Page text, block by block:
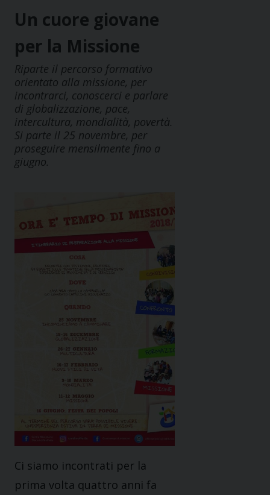
Un cuore giovane
per la Missione
Riparte il percorso formativo
orientato alla missione, per
incontrarci, conoscerci e parlare
di globalizzazione, pace,
intercultura, mondialità, povertà.
Si parte il 25 novembre, per
proseguire mensilmente fino a
giugno.
Ci siamo incontrati per la
prima volta quattro anni fa